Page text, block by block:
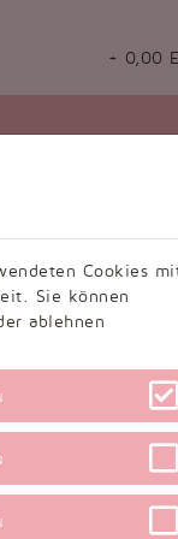
+ 0,00
Cookies
Sie können
ablehnen